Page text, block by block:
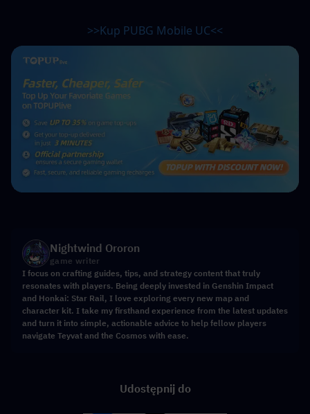
>>Kup PUBG Mobile UC<<
Nightwind Ororon
game writer
I focus on crafting guides, tips, and strategy content that truly
resonates with players. Being deeply invested in Genshin Impact
and Honkai: Star Rail, I love exploring every new map and
character kit. I take my firsthand experience from the latest updates
and turn it into simple, actionable advice to help fellow players
navigate Teyvat and the Cosmos with ease.
Udostępnij do